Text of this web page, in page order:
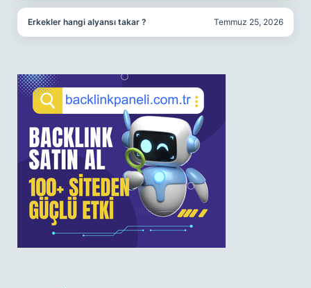
Erkekler hangi alyansı takar ? Temmuz 25, 2026